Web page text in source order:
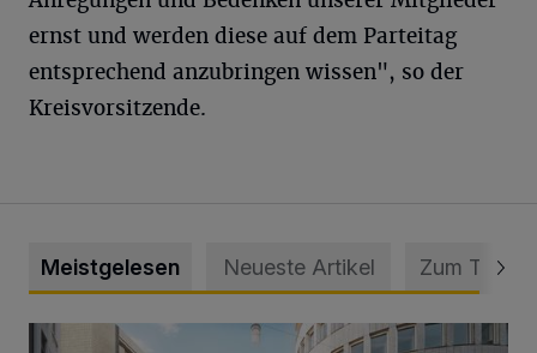
ernst und werden diese auf dem Parteitag
entsprechend anzubringen wissen", so der
Kreisvorsitzende.
Meistgelesen Neueste Artikel Zum Thema
Ein neuer Brunnen für die Alte Freiheit